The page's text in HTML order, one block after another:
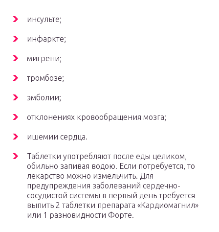
инсульте;
инфаркте;
мигрени;
тромбозе;
эмболии;
отклонениях кровообращения мозга;
ишемии сердца.
Таблетки употребляют после еды целиком,
обильно запивая водою. Если потребуется, то
лекарство можно измельчить. Для
предупреждения заболеваний сердечно-
сосудистой системы в первый день требуется
выпить 2 таблетки препарата «Кардиомагнил»
или 1 разновидности Форте.